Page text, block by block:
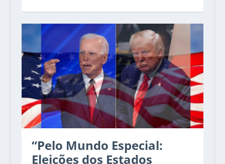
“Pelo Mundo Especial:
Eleições dos Estados